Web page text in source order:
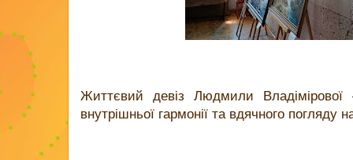
Життєвий девіз Людмили Владімірової
внутрішньої гармонії та вдячного погляду